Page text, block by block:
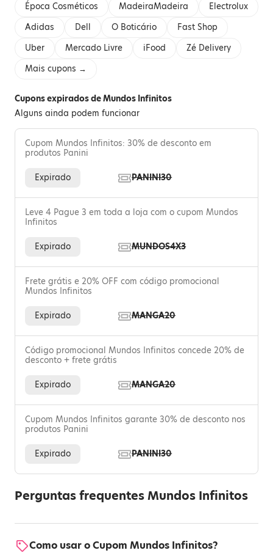
Época Cosméticos
MadeiraMadeira
Electrolux
Adidas
Dell O Boticário
Fast Shop
Uber
Mercado Livre iFood
Zé Delivery
Mais cupons →
Cupons expirados de Mundos Infinitos
Alguns ainda podem funcionar
Cupom Mundos Infinitos: 30% de desconto em
produtos Panini
Expirado PANINI30
Leve 4 Pague 3 em toda a loja com o cupom Mundos
Infinitos
Expirado MUNDOS4X3
Frete grátis e 20% OFF com código promocional
Mundos Infinitos
Expirado MANGA20
Código promocional Mundos Infinitos concede 20% de
desconto + frete grátis
Expirado MANGA20
Cupom Mundos Infinitos garante 30% de desconto nos
produtos Panini
Expirado PANINI30
Perguntas frequentes Mundos Infinitos
Como usar o Cupom Mundos Infinitos?